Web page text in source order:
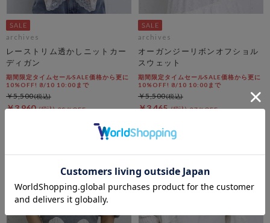
archives
レーストリム透かしニットカー
ディガン
期間限定タイムセールSALE価格から更に
10%OFF! 8/10 10:00まで
￥3,960 28％OFF
￥5,500
archives
オーガンジーリボンオフショル
スウェット
期間限定タイムセールSALE価格から更に
10%OFF! 8/10 10:00まで
￥3,465 37％OFF
￥5,500